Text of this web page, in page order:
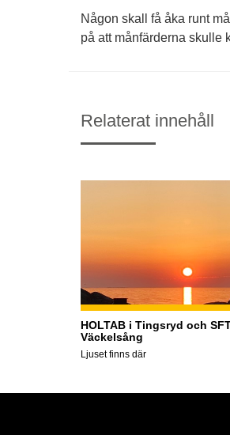
Någon skall få åka runt
på att månfärderna skulle
Relaterat innehåll
HOLTAB i Tingsryd och
Väckelsång
Ljuset finns där